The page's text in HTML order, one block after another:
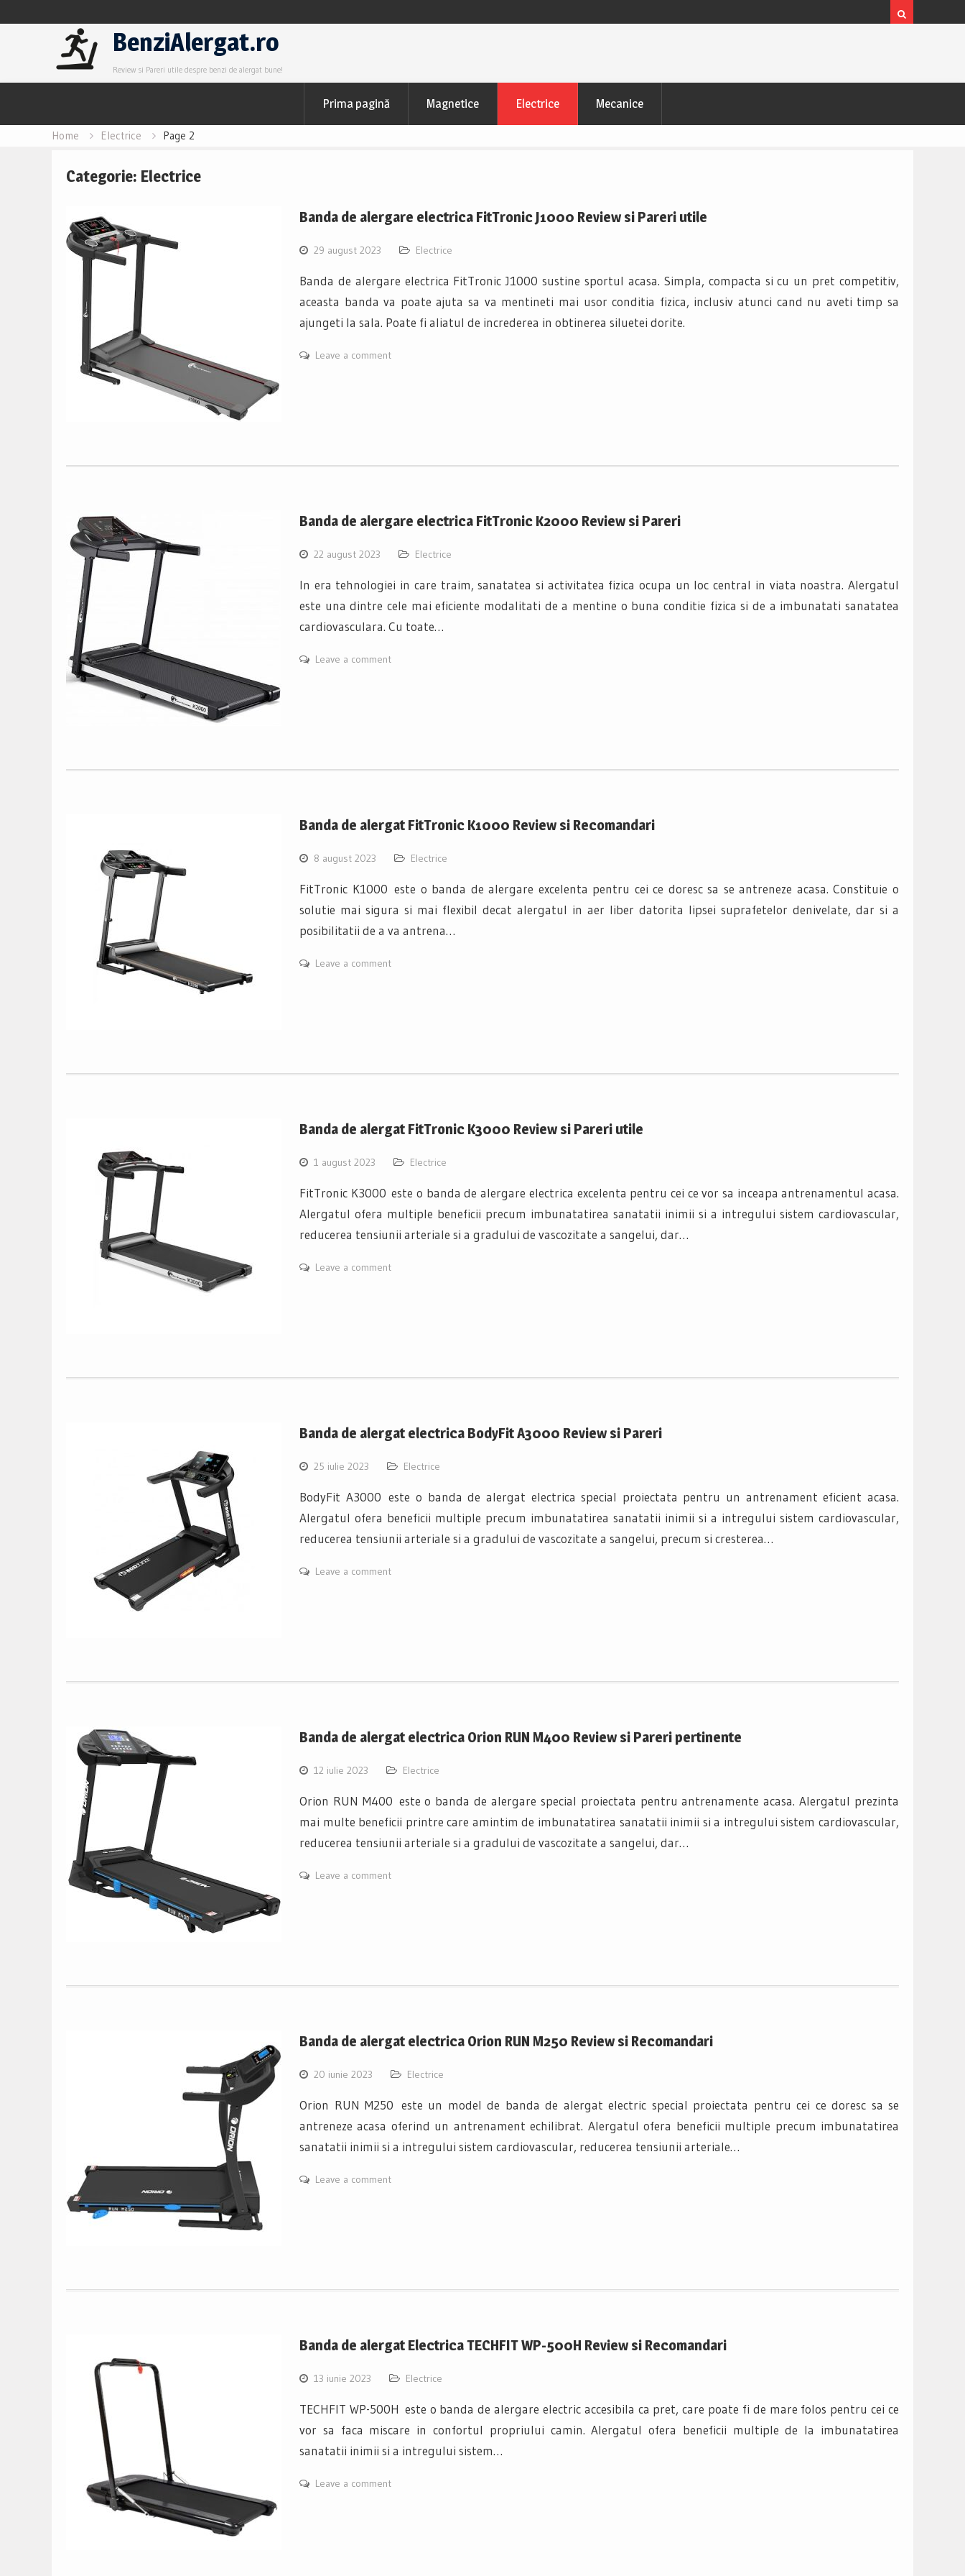
BenziAlergat.ro
Review si Pareri utile despre benzi de alergat bune!
Prima pagină Magnetice Electrice Mecanice
Home Electrice Page 2
Categorie: Electrice
Banda de alergare electrica FitTronic J1000 Review si Pareri utile
29 august 2023 Electrice
Banda de alergare electrica FitTronic J1000 sustine sportul acasa. Simpla, compacta si cu un pret competitiv,
aceasta banda va poate ajuta sa va mentineti mai usor conditia fizica, inclusiv atunci cand nu aveti timp sa
ajungeti la sala. Poate fi aliatul de increderea in obtinerea siluetei dorite.
Leave a comment
Banda de alergare electrica FitTronic K2000 Review si Pareri
22 august 2023 Electrice
In era tehnologiei in care traim, sanatatea si activitatea fizica ocupa un loc central in viata noastra. Alergatul
este una dintre cele mai eficiente modalitati de a mentine o buna conditie fizica si de a imbunatati sanatatea
cardiovasculara. Cu toate…
Leave a comment
Banda de alergat FitTronic K1000 Review si Recomandari
8 august 2023 Electrice
FitTronic K1000 este o banda de alergare excelenta pentru cei ce doresc sa se antreneze acasa. Constituie o
solutie mai sigura si mai flexibil decat alergatul in aer liber datorita lipsei suprafetelor denivelate, dar si a
posibilitatii de a va antrena…
Leave a comment
Banda de alergat FitTronic K3000 Review si Pareri utile
1 august 2023 Electrice
FitTronic K3000 este o banda de alergare electrica excelenta pentru cei ce vor sa inceapa antrenamentul acasa.
Alergatul ofera multiple beneficii precum imbunatatirea sanatatii inimii si a intregului sistem cardiovascular,
reducerea tensiunii arteriale si a gradului de vascozitate a sangelui, dar…
Leave a comment
Banda de alergat electrica BodyFit A3000 Review si Pareri
25 iulie 2023 Electrice
BodyFit A3000 este o banda de alergat electrica special proiectata pentru un antrenament eficient acasa.
Alergatul ofera beneficii multiple precum imbunatatirea sanatatii inimii si a intregului sistem cardiovascular,
reducerea tensiunii arteriale si a gradului de vascozitate a sangelui, precum si cresterea…
Leave a comment
Banda de alergat electrica Orion RUN M400 Review si Pareri pertinente
12 iulie 2023 Electrice
Orion RUN M400 este o banda de alergare special proiectata pentru antrenamente acasa. Alergatul prezinta
mai multe beneficii printre care amintim de imbunatatirea sanatatii inimii si a intregului sistem cardiovascular,
reducerea tensiunii arteriale si a gradului de vascozitate a sangelui, dar…
Leave a comment
Banda de alergat electrica Orion RUN M250 Review si Recomandari
20 iunie 2023 Electrice
Orion RUN M250 este un model de banda de alergat electric special proiectata pentru cei ce doresc sa se
antreneze acasa oferind un antrenament echilibrat. Alergatul ofera beneficii multiple precum imbunatatirea
sanatatii inimii si a intregului sistem cardiovascular, reducerea tensiunii arteriale…
Leave a comment
Banda de alergat Electrica TECHFIT WP-500H Review si Recomandari
13 iunie 2023 Electrice
TECHFIT WP-500H este o banda de alergare electric accesibila ca pret, care poate fi de mare folos pentru cei ce
vor sa faca miscare in confortul propriului camin. Alergatul ofera beneficii multiple de la imbunatatirea
sanatatii inimii si a intregului sistem…
Leave a comment